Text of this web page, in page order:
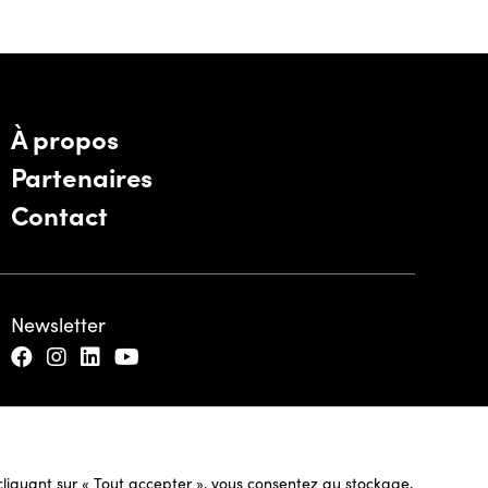
sur « Tout accepter », vous consentez au stockage,
À propos
Partenaires
Contact
Newsletter